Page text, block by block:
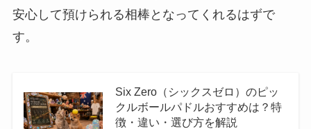
安心して預けられる相棒となってくれるはずで
す。
Six Zero（シックスゼロ）のピッ
クルボールパドルおすすめは？特
徴・違い・選び方を解説